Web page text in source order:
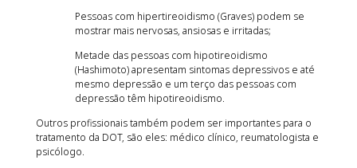
Pessoas com hipertireoidismo (Graves) podem se
mostrar mais nervosas, ansiosas e irritadas;
Metade das pessoas com hipotireoidismo
(Hashimoto) apresentam sintomas depressivos e até
mesmo depressão e um terço das pessoas com
depressão têm hipotireoidismo.
Outros profissionais também podem ser importantes para o
tratamento da DOT, são eles: médico clínico, reumatologista e
psicólogo.